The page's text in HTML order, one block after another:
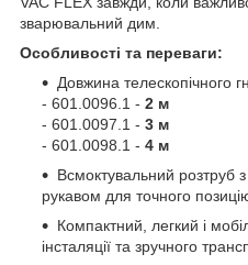
зварювальний дим.
Особливості та переваги:
Довжина телескопічного
- 601.0096.1 - 2 м
- 601.0097.1 - 3 м
- 601.0098.1 - 4 м
Всмоктувальний розтруб
рукавом для точного
Компактний, легкий і
інсталяції та зручного